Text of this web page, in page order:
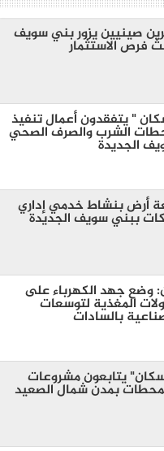
صينيين يزور بني سويف
فرص الاستثمار
" يتفقدون أعمال تنفيذ
الشرب والصرف الصحي
الجديدة
أرض بنشاط خدمي إداري
ببني سويف الجديدة
وضع جهد الكهرباء على
المغذية لتوسعات
بالسادات
يتابعون مشروعات
بمدن شمال الصعيد